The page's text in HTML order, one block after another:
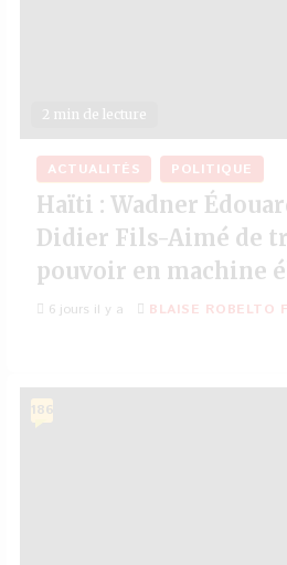
2 min de lecture
ACTUALITÉS POLITIQUE
Haïti : Wadner
Didier Fils-Aimé de
pouvoir en machine
6 jours il y a BLAISE ROBELTO
186